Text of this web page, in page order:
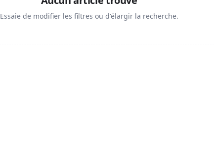
Essaie de modifier les filtres ou d'élargir la recherche.